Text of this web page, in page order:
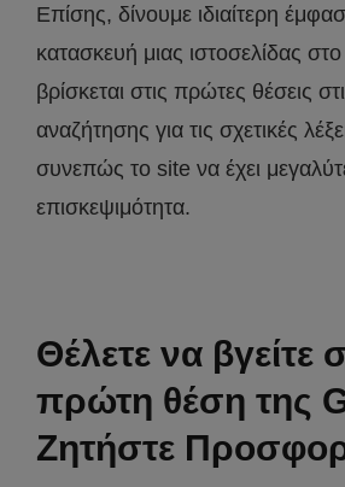
Επίσης, δίνουμε ιδιαίτερη
κατασκευή μιας ιστοσελίδας στο
βρίσκεται στις πρώτες θέσεις
αναζήτησης για τις σχετικές
συνεπώς το site να έχει
επισκεψιμότητα.
Θέλετε να βγείτε
πρώτη θέση της
Ζητήστε